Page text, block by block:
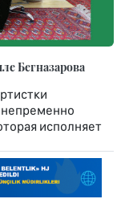
Бегназарова
непременно
исполняет